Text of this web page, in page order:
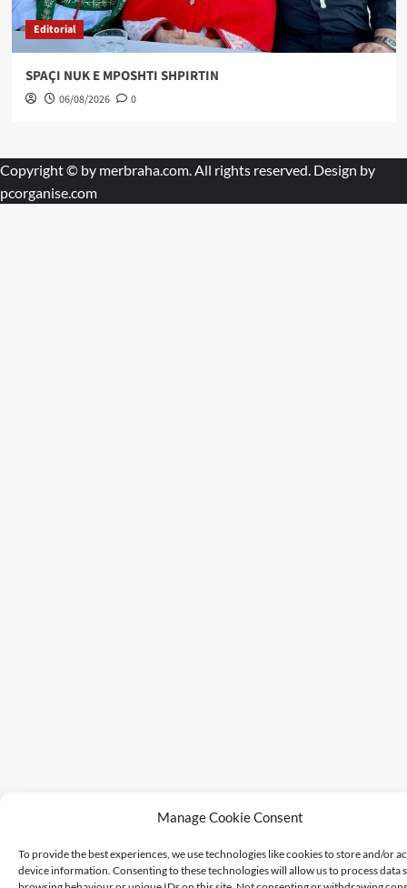
Manage Cookie Consent
To provide the best experiences, we use technologies like cookies to store and/or
device information. Consenting to these technologies will allow us to process data
Editorial
SPAÇI NUK E MPOSHTI SHPIRTIN
06/08/2026 0
Copyright © by merbraha.com. All rights reserved. Design by
pcorganise.com